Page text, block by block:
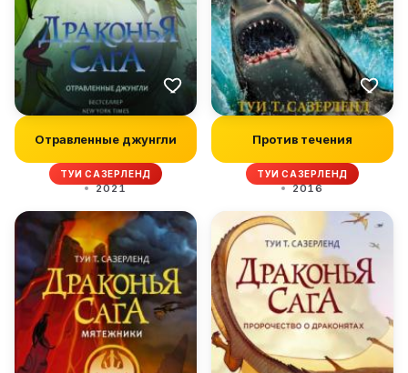
Отравленные джунгли
ТУИ САЗЕРЛЕНД
2021
Против течения
ТУИ САЗЕРЛЕНД
2016